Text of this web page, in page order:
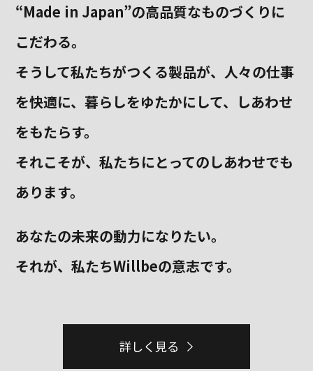
“Made in Japan”の高品質なものづくりに
こだわる。
そうして私たちがつくる製品が、人々の仕事
を快適に、暮らしをゆたかにして、しあわせ
をもたらす。
それこそが、私たちにとってのしあわせでも
あります。
あなたの未来の動力になりたい。
それが、私たちWillbeの意志です。
詳しく見る